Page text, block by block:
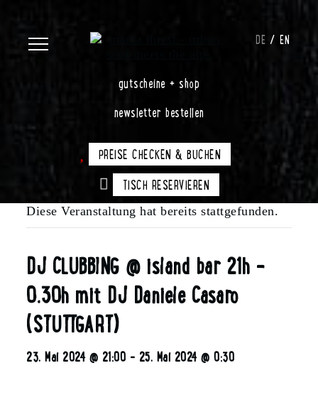
DE EN
gutscheine + shop
newsletter bestellen
PREISE CHECKEN & BUCHEN
TISCH RESERVIEREN
Diese Veranstaltung hat bereits stattgefunden.
DJ CLUBBING @ island bar 21h –
0.30h mit DJ Daniele Casaro
(STUTTGART)
23. Mai 2024 @ 21:00 - 25. Mai 2024 @ 0:30